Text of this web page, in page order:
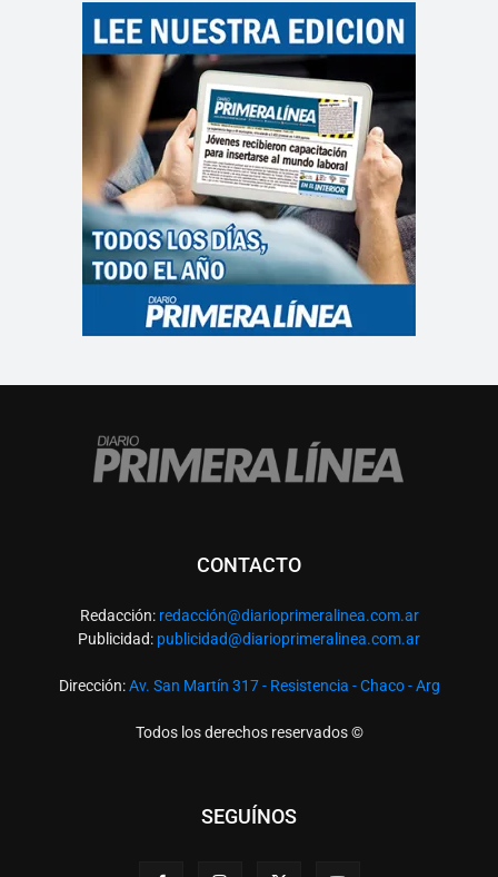
CONTACTO
Redacción: redacción@diarioprimeralinea.com.ar
Publicidad: publicidad@diarioprimeralinea.com.ar
Dirección:Av. San Martín 317 - Resistencia - Chaco - Arg
Todos los derechos reservados ©
SEGUÍNOS